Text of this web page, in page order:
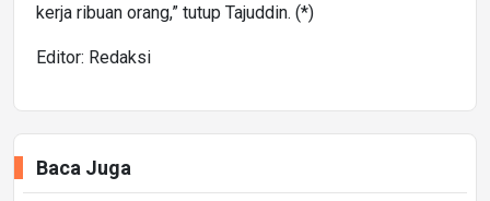
kerja ribuan orang,” tutup Tajuddin. (*)
Editor: Redaksi
Baca Juga